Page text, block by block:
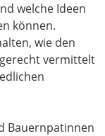
welche Ideen
können.
wie den
vermittelt
Bauernpatinnen